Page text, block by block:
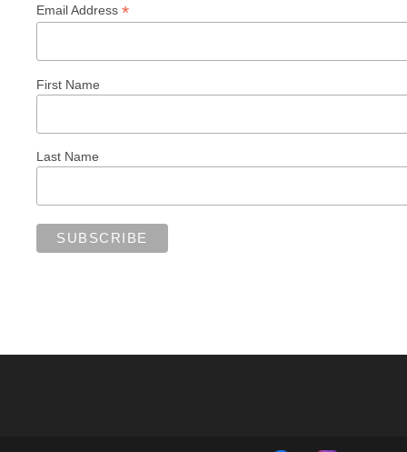
Email Address*
First Name
Last Name